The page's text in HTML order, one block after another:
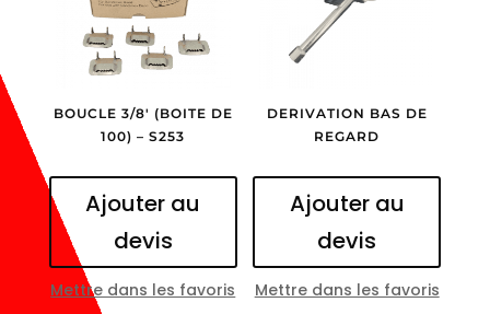
BOUCLE 3/8′ (BOITE DE
100) – S253
Ajouter au
devis
Mettre dans les favoris
DERIVATION BAS DE
REGARD
Ajouter au
devis
Mettre dans les favoris